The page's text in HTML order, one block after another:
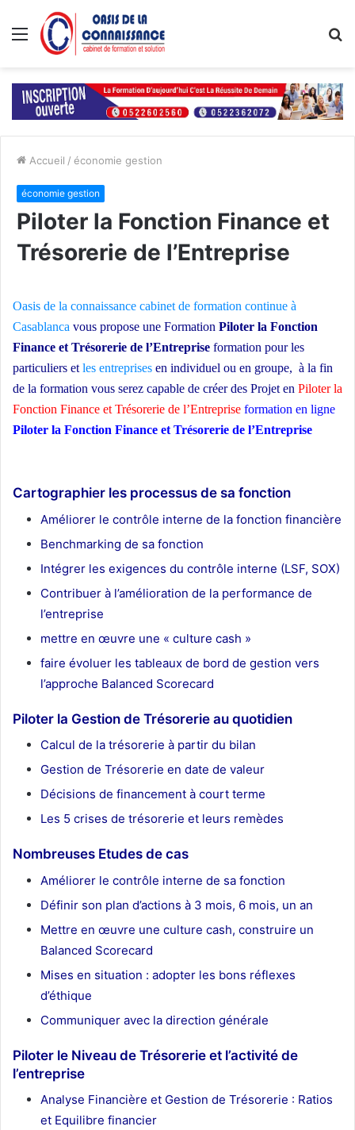
Menu
Accueil / économie gestion
économie gestion
Piloter la Fonction Finance et
Trésorerie de l’Entreprise
Oasis de la connaissance cabinet de formation continue à
Casablanca vous propose une Formation Piloter la Fonction
Finance et Trésorerie de l’Entreprise formation pour les
particuliers et les entreprises en individuel ou en groupe, à la fin
de la formation vous serez capable de créer des Projet en Piloter la
Fonction Finance et Trésorerie de l’Entreprise formation en ligne
Piloter la Fonction Finance et Trésorerie de l’Entreprise
Cartographier les processus de sa fonction
Améliorer le contrôle interne de la fonction financière
Benchmarking de sa fonction
Intégrer les exigences du contrôle interne (LSF, SOX)
Contribuer à l’amélioration de la performance de
l’entreprise
mettre en œuvre une « culture cash »
faire évoluer les tableaux de bord de gestion vers
l’approche Balanced Scorecard
Piloter la Gestion de Trésorerie au quotidien
Calcul de la trésorerie à partir du bilan
Gestion de Trésorerie en date de valeur
Décisions de financement à court terme
Les 5 crises de trésorerie et leurs remèdes
Nombreuses Etudes de cas
Améliorer le contrôle interne de sa fonction
Définir son plan d’actions à 3 mois, 6 mois, un an
Mettre en œuvre une culture cash, construire un
Balanced Scorecard
Mises en situation : adopter les bons réflexes
d’éthique
Communiquer avec la direction générale
Piloter le Niveau de Trésorerie et l’activité de
l’entreprise
Analyse Financière et Gestion de Trésorerie : Ratios
et Equilibre financier